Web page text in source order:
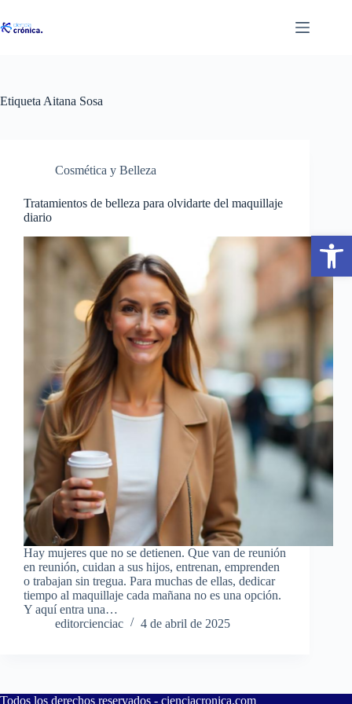
Abrir barra de herramientas
al
contenido
Etiqueta Aitana Sosa
Cosmética y Belleza
Tratamientos de belleza para olvidarte del maquillaje
diario
Hay mujeres que no se detienen. Que van de reunión
en reunión, cuidan a sus hijos, entrenan, emprenden
o trabajan sin tregua. Para muchas de ellas, dedicar
tiempo al maquillaje cada mañana no es una opción.
Y aquí entra una…
editorcienciac
4 de abril de 2025
Todos los derechos reservados - cienciacronica.com